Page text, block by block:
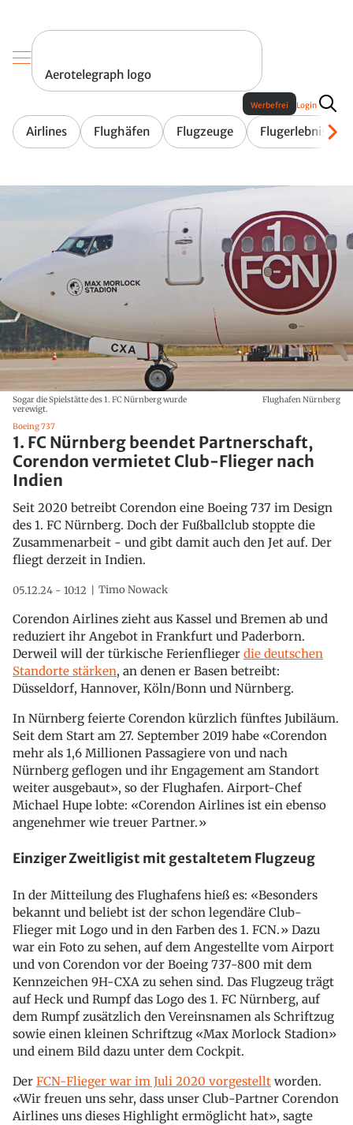
Aerotelegraph logo
Airlines Flughäfen Flugzeuge Flugerlebnis
Werbefrei Login
Sogar die Spielstätte des 1. FC Nürnberg wurde
verewigt.
Flughafen Nürnberg
Boeing 737
1. FC Nürnberg beendet Partnerschaft,
Corendon vermietet Club-Flieger nach
Indien
Seit 2020 betreibt Corendon eine Boeing 737 im Design
des 1. FC Nürnberg. Doch der Fußballclub stoppte die
Zusammenarbeit - und gibt damit auch den Jet auf. Der
fliegt derzeit in Indien.
05.12.24 - 10:12 Timo Nowack
Corendon Airlines zieht aus Kassel und Bremen ab und
reduziert ihr Angebot in Frankfurt und Paderborn.
Derweil will der türkische Ferienflieger die deutschen
Standorte stärken, an denen er Basen betreibt:
Düsseldorf, Hannover, Köln/Bonn und Nürnberg.
In Nürnberg feierte Corendon kürzlich fünftes Jubiläum.
Seit dem Start am 27. September 2019 habe «Corendon
mehr als 1,6 Millionen Passagiere von und nach
Nürnberg geflogen und ihr Engagement am Standort
weiter ausgebaut», so der Flughafen. Airport-Chef
Michael Hupe lobte: «Corendon Airlines ist ein ebenso
angenehmer wie treuer Partner.»
Einziger Zweitligist mit gestaltetem Flugzeug
In der Mitteilung des Flughafens hieß es: «Besonders
bekannt und beliebt ist der schon legendäre Club-
Flieger mit Logo und in den Farben des 1. FCN.» Dazu
war ein Foto zu sehen, auf dem Angestellte vom Airport
und von Corendon vor der Boeing 737-800 mit dem
Kennzeichen 9H-CXA zu sehen sind. Das Flugzeug trägt
auf Heck und Rumpf das Logo des 1. FC Nürnberg, auf
dem Rumpf zusätzlich den Vereinsnamen als Schriftzug
sowie einen kleinen Schriftzug «Max Morlock Stadion»
und einem Bild dazu unter dem Cockpit.
Der FCN-Flieger war im Juli 2020 vorgestellt worden.
«Wir freuen uns sehr, dass unser Club-Partner Corendon
Airlines uns dieses Highlight ermöglicht hat», sagte